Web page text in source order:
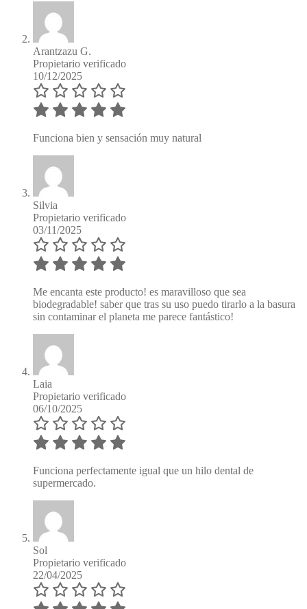
Arantzazu G.
Propietario verificado
10/12/2025
Funciona bien y sensación muy natural
Silvia
Propietario verificado
03/11/2025
Me encanta este producto! es maravilloso que sea
biodegradable! saber que tras su uso puedo tirarlo a la basura
sin contaminar el planeta me parece fantástico!
Laia
Propietario verificado
06/10/2025
Funciona perfectamente igual que un hilo dental de
supermercado.
Sol
Propietario verificado
22/04/2025